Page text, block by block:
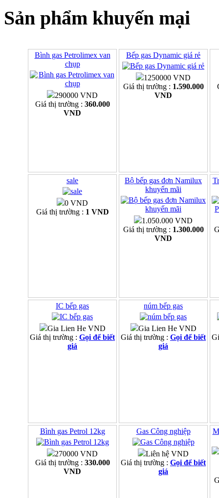
Sản phẩm khuyến mại
Bình gas Petrolimex van
chụp
290000 VND
Giá thị trường : 360.000
VND
Bếp gas Dynamic giá rẻ
1250000 VND
Giá thị trường : 1.590.000
VND
sale
0 VND
Giá thị trường : 1 VND
Bộ bếp gas đơn Namilux
khuyến mãi
1.050.000 VND
Giá thị trường : 1.300.000
VND
IC bếp gas
Gia Lien He VND
Giá thị trường : Gọi để biết
giá
núm bếp gas
Gia Lien He VND
Giá thị trường : Gọi để biết
giá
Bình gas Petrol 12kg
270000 VND
Giá thị trường : 330.000
VND
Gas Công nghiệp
Liên hệ VND
Giá thị trường : Gọi để biết
giá